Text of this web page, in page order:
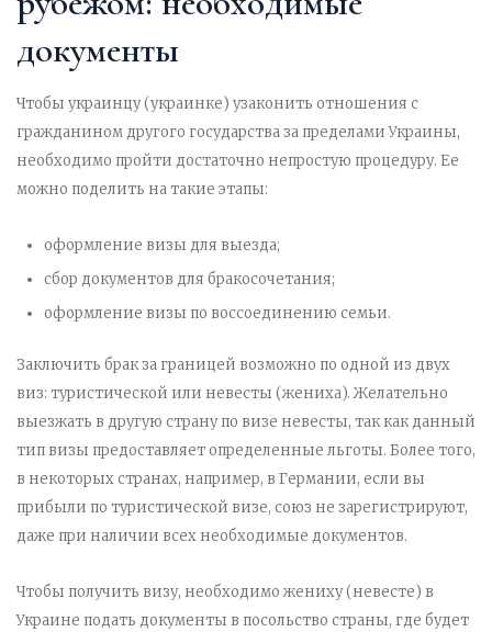
документы
Чтобы украинцу (украинке) узаконить отношения с
гражданином другого государства за пределами Украины,
необходимо пройти достаточно непростую процедуру. Ее
можно поделить на такие этапы:
оформление визы для выезда;
сбор документов для бракосочетания;
оформление визы по воссоединению семьи.
Заключить брак за границей возможно по одной из двух
виз: туристической или невесты (жениха). Желательно
выезжать в другую страну по визе невесты, так как данный
тип визы предоставляет определенные льготы. Более того,
в некоторых странах, например, в Германии, если вы
прибыли по туристической визе, союз не зарегистрируют,
даже при наличии всех необходимые документов.
Чтобы получить визу, необходимо жениху (невесте) в
Украине подать документы в посольство страны, где будет